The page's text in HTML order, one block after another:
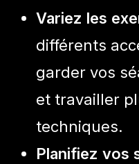
Variez les
différents
garder vos
et travailler
techniques.
Planifiez vos